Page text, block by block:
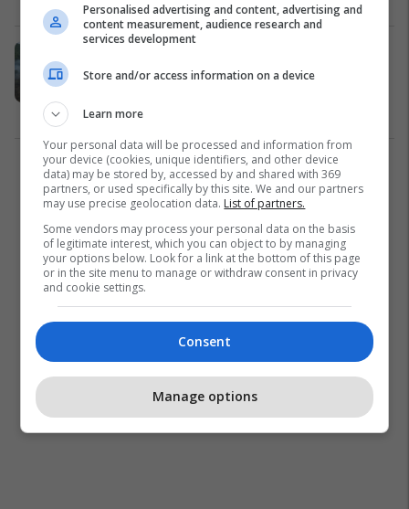
Zjarr në Ballancë të Vitisë, erërat e
forta rrisin rrezikun e përhapjes së
Vitia
1
Personalised advertising and content, advertising and
content measurement, audience research and
services development
Store and/or access information on a device
Learn more
Your personal data will be processed and information from
your device (cookies, unique identifiers, and other device
data) may be stored by, accessed by and shared with 369
partners, or used specifically by this site. We and our partners
may use precise geolocation data. List of partners.
Some vendors may process your personal data on the basis
of legitimate interest, which you can object to by managing
your options below. Look for a link at the bottom of this page
or in the site menu to manage or withdraw consent in privacy
and cookie settings.
Consent
Manage options